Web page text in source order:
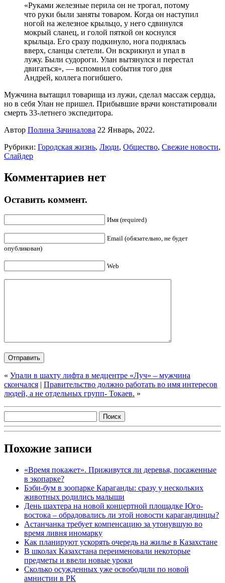
«Руками железные перила он не трогал, потому
что руки были заняты товаром. Когда он наступил
ногой на железное крыльцо, у него сдвинулся
мокрый сланец, и голой пяткой он коснулся
крыльца. Его сразу подкинуло, нога поднялась
вверх, сланцы слетели. Он вскрикнул и упал в
лужу. Были судороги. Улан вытянулся и перестал
двигаться», — вспомнил события того дня
Андрей, коллега погибшего.
Мужчина вытащил товарища из лужи, сделал массаж сердца,
но в себя Улан не пришел. Прибывшие врачи констатировали
смерть 33-летнего экспедитора.
Автор Полина Зачиналова 22 Январь, 2022.
Рубрики: Городская жизнь, Люди, Общество, Свежие новости,
Слайдер
Комментариев нет
Оставить коммент.
Имя (required)
Email (обязательно, не будет
опубликован)
Web
« Упали в шахту лифта в медцентре «Луч» – мужчина
скончался | Правительство должно работать во имя интересов
людей, а не отдельных групп- Токаев. »
Похожие записи
«Время покажет». Приживутся ли деревья, посаженные
в экопарке?
Бэби-бум в зоопарке Караганды: сразу у нескольких
животных родились малыши
День шахтера на новой концертной площадке Юго-
востока – обрадовались ли этой новости карагандинцы?
Астанчанка требует компенсацию за утонувшую во
время ливня иномарку
Как планируют ускорять очередь на жилье в Казахстане
В школах Казахстана переименовали некоторые
предметы и ввели новые уроки
Сколько осужденных уже освободили по новой
амнистии в РК